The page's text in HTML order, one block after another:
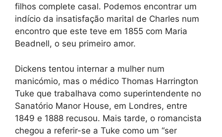
filhos complete casal. Podemos encontrar um
indício da insatisfação marital de Charles num
encontro que este teve em 1855 com Maria
Beadnell, o seu primeiro amor.
Dickens tentou internar a mulher num
manicómio, mas o médico Thomas Harrington
Tuke que trabalhava como superintendente no
Sanatório Manor House, em Londres, entre
1849 e 1888 recusou. Mais tarde, o romancista
chegou a referir-se a Tuke como um “ser